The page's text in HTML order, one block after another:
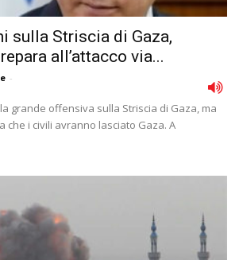
sulla Striscia di Gaza,
all’attacco via...
-
grande offensiva sulla Striscia di Gaza, ma
che i civili avranno lasciato Gaza. A